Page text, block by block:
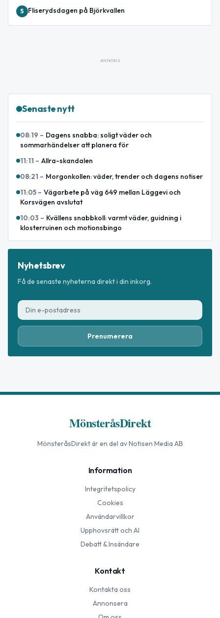
5 Fliserydsdagen på Björkvallen
ANNONS
Senaste nytt
08:19 – Dagens snabba: soligt väder och
sommarhändelser att planera för
11:11 – Allra-skandalen
08:21 – Morgonkollen: väder, trender och dagens notiser
11:05 – Vägarbete på väg 649 mellan Läggevi och
Korsvägen avslutat
10:03 – Kvällens snabbkoll: varmt väder, guidning i
klosterruinen och motionsbingo
Nyhetsbrev
Få de senaste nyheterna direkt i din inkorg.
Prenumerera
MönsteråsDirekt
MönsteråsDirektär en del av Notisen Media AB
Information
Integritetspolicy
Cookies
Användarvillkor
Upphovsrätt och AI
Debatt & Insändare
Kontakt
Kontakta oss
Annonsera